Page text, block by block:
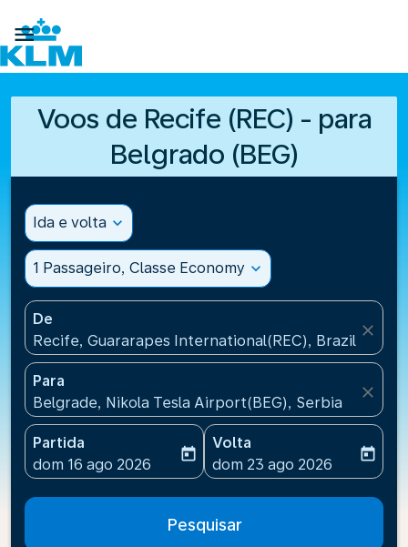

Voos de Recife (REC) - para
Belgrado (BEG)
Ida e volta expand_more
1 Passageiro, Classe Economy expand_more
De
Recife, Guararapes International(REC), Brazil
close
Para
Belgrade, Nikola Tesla Airport(BEG), Serbia
close
Partida
fc-booking-departure-date-aria-label
dom 16 ago 2026
today
Volta
fc-booking-return-date-
dom 23 ago 2026
today
Pesquisar